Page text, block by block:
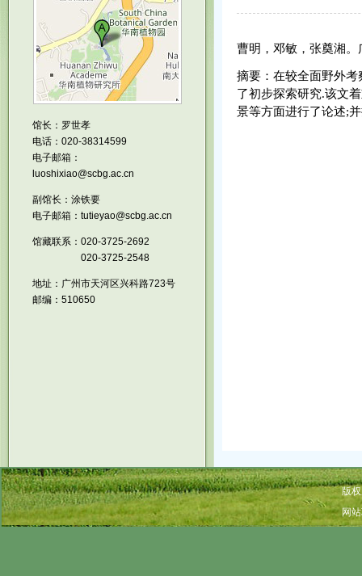
馆长：罗世孝
电话：020-38314599
电子邮箱：
luoshixiao@scbg.ac.cn
副馆长：涂铁要
电子邮箱：tutieyao@scbg.ac.cn
馆藏联系：020-3725-2692
020-3725-2548
地址：广州市天河区兴科路723号
邮编：510650
曹明，邓敏，张奠湘。
摘要：在较全面野外
了初步探索研究.该文
景等方面进行了论述;
版
网